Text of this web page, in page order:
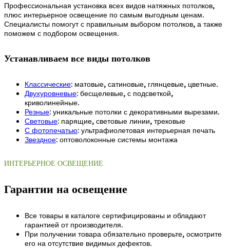
Профессиональная установка всех видов натяжных потолков,
плюс интерьерное освещение по самым выгодным ценам.
Специалисты помогут с правильным выбором потолков, а также
поможем с подбором освещения.
Устанавливаем все виды потолков
Классические: матовые, сатиновые, глянцевые, цветные.
Двухуровневые: бесщелевые, с подсветкой,
криволинейные.
Резные: уникальные потолки с декоративными вырезами.
Световые: парящие, световые линии, трековые
С фотопечатью: ультрафиолетовая интерьерная печать
Звездное: оптоволоконные системы монтажа
ИНТЕРЬЕРНОЕ ОСВЕЩЕНИЕ
Гарантии на освещение
Все товары в каталоге сертифицированы и обладают
гарантией от производителя.
При получении товара обязательно проверьте, осмотрите
его на отсутствие видимых дефектов.